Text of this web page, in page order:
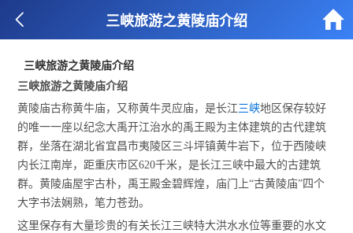
 三峡旅游之黄陵庙介绍 
三峡旅游之黄陵庙介绍
三峡旅游之黄陵庙介绍
黄陵庙古称黄牛庙，又称黄牛灵应庙，是长江三峡地区保存较好
的唯一一座以纪念大禹开江治水的禹王殿为主体建筑的古代建筑
群，坐落在湖北省宜昌市夷陵区三斗坪镇黄牛岩下，位于西陵峡
内长江南岸，距重庆市区620千米，是长江三峡中最大的古建筑
群。黄陵庙屋宇古朴，禹王殿金碧辉煌，庙门上“古黄陵庙”四个
大字书法娴熟，笔力苍劲。
这里保存有大量珍贵的有关长江三峡特大洪水水位等重要的水文